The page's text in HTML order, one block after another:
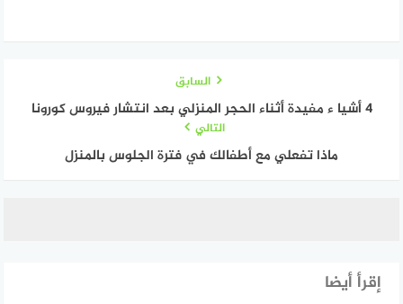
السابق
4 أشيا ء مفيدة أثناء الحجر المنزلي بعد انتشار فيروس كورونا
التالي
ماذا تفعلي مع أطفالك في فترة الجلوس بالمنزل
إقرأ أيضا